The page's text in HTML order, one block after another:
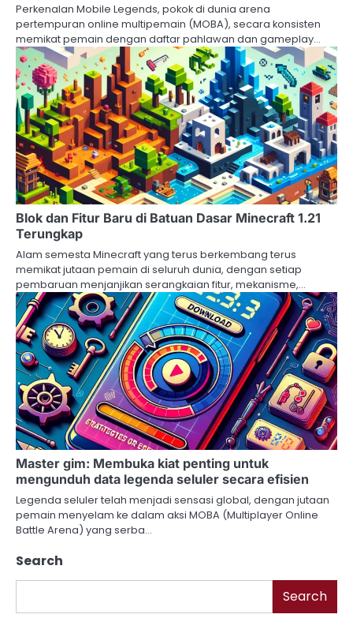
Perkenalan Mobile Legends, pokok di dunia arena
pertempuran online multipemain (MOBA), secara konsisten
memikat pemain dengan daftar pahlawan dan gameplay…
Blok dan Fitur Baru di Batuan Dasar Minecraft 1.21
Terungkap
Alam semesta Minecraft yang terus berkembang terus
memikat jutaan pemain di seluruh dunia, dengan setiap
pembaruan menjanjikan serangkaian fitur, mekanisme,…
Master gim: Membuka kiat penting untuk
mengunduh data legenda seluler secara efisien
Legenda seluler telah menjadi sensasi global, dengan jutaan
pemain menyelam ke dalam aksi MOBA (Multiplayer Online
Battle Arena) yang serba…
Search
Search